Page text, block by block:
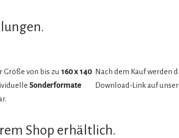
Größe von bis zu 160 x 140
Sonderformate
Nach dem Kauf werden
Download-Link auf
Shop erhältlich.